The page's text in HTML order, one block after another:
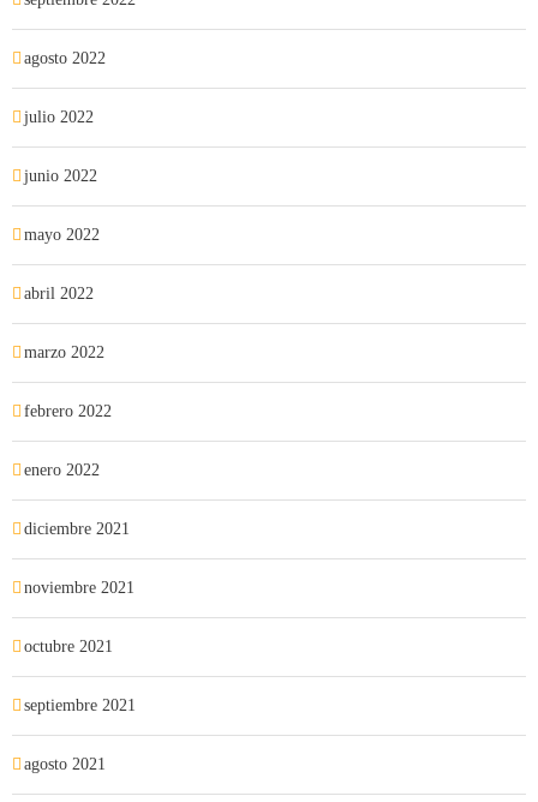
agosto 2022
julio 2022
junio 2022
mayo 2022
abril 2022
marzo 2022
febrero 2022
enero 2022
diciembre 2021
noviembre 2021
octubre 2021
septiembre 2021
agosto 2021